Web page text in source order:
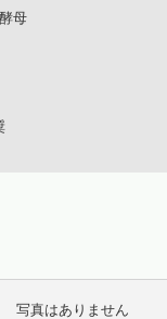
母
写真はありません